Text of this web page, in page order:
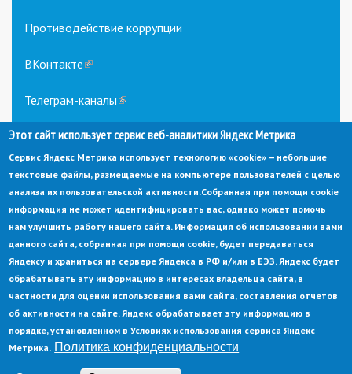
Противодействие коррупции
ВКонтакте(link
external)
Телеграм-каналы(link
external)
© Администрация города Заречный
Электронная почта:
adm@zarechny.zato.ru
sends
e-
mail)
Пензенская обл, г. Заречный, пр-кт. 30-летия Победы, д. 27, 442960
При публикации материалов сайта ссылка на источник обязательна.
Политика конфиденциальности Ссылка на старый сайт
Этот сайт использует сервис веб-аналитики Яндекс Метрика
Сервис Яндекс Метрика использует технологию «cookie» — небольшие
текстовые файлы, размещаемые на компьютере пользователей с целью
анализа их пользовательской активности.Собранная при помощи cookie
информация не может идентифицировать вас, однако может помочь
нам улучшить работу нашего сайта. Информация об использовании вами
данного сайта, собранная при помощи cookie, будет передаваться
Яндексу и храниться на сервере Яндекса в РФ и/или в ЕЭЗ. Яндекс будет
обрабатывать эту информацию в интересах владельца сайта, в
частности для оценки использования вами сайта, составления отчетов
об активности на сайте. Яндекс обрабатывает эту информацию в
порядке, установленном в Условиях использования сервиса Яндекс
Метрика. Политика конфиденциальности